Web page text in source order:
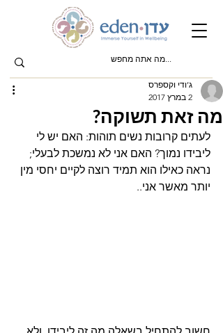
מה זאת תשוקה?
ג’ודי וקספרס
2 במרץ 2017
לעתים קרובות נשים תוהות: האם יש לי
ליבידו נמוך? האם אני לא נמשכת לבעלי;
נראה כאילו הוא תמיד רוצה לקיים יחסי מין
יותר מאשר אני..